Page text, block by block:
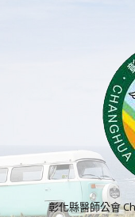
彰化縣醫師公會